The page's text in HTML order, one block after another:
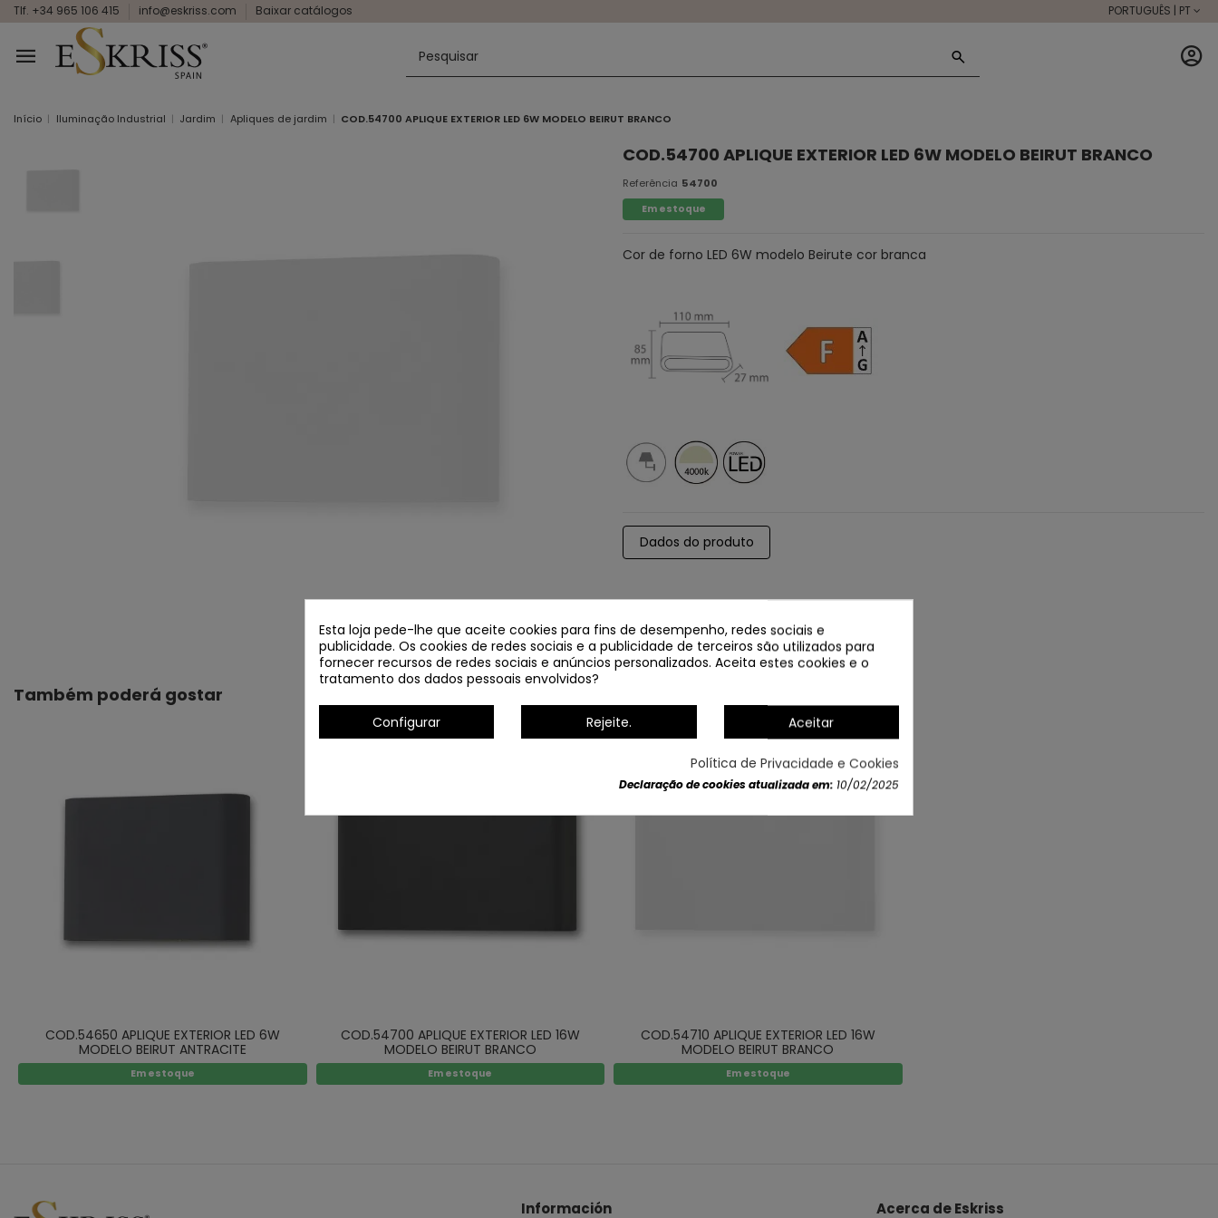
Tlf. +34 965 106 415 info@eskriss.com Baixar catálogos PORTUGUÊS | PT
Início Iluminação Industrial Jardim Apliques de jardim COD.54700 APLIQUE EXTERIOR LED 6W MODELO BEIRUT BRANCO
COD.54700 APLIQUE EXTERIOR LED 6W MODELO BEIRUT BRANCO
Referência 54700
Em estoque
Cor de forno LED 6W modelo Beirute cor branca
Dados do produto
Também poderá gostar
COD.54650 APLIQUE EXTERIOR LED 6W
MODELO BEIRUT ANTRACITE
Em estoque
COD.54700 APLIQUE EXTERIOR LED 16W
MODELO BEIRUT BRANCO
Em estoque
COD.54710 APLIQUE EXTERIOR LED 16W
MODELO BEIRUT BRANCO
Em estoque
Información Acerca de Eskriss
Esta loja pede-lhe que aceite cookies para fins de desempenho, redes sociais e
publicidade. Os cookies de redes sociais e a publicidade de terceiros são utilizados para
fornecer recursos de redes sociais e anúncios personalizados. Aceita estes cookies e o
tratamento dos dados pessoais envolvidos?
Configurar Rejeite. Aceitar
Política de Privacidade e Cookies
Declaração de cookies atualizada em: 10/02/2025